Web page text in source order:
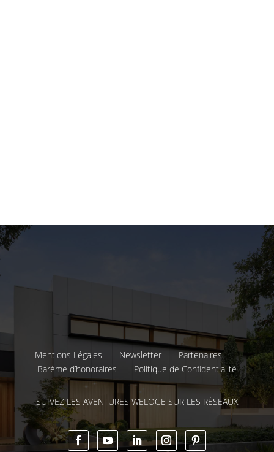
Mentions Légales Newsletter
Partenaires
Barème d’honoraires
Politique de Confidentialité
SUIVEZ LES AVENTURES WELOGE SUR LES RÉSEAUX